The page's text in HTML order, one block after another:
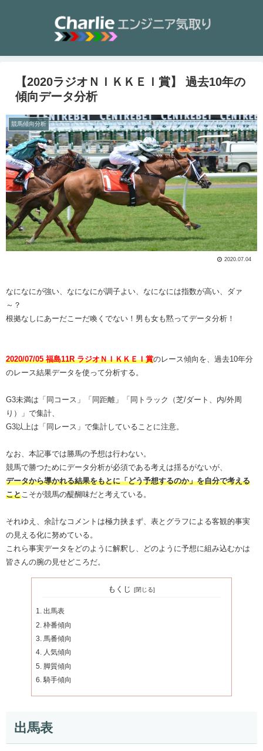
【2020ラジオＮＩＫＫＥＩ賞】 過去10年の
傾向データ分析
競馬傾向分析
2020.07.04
なになにが強い、なになにが調子よい、なになには指数が高い、ダァ
～？
根拠なしにあーだこーだ喚くでない！男も女も黙ってデータ分析！
2020/07/05 福島11R ラジオＮＩＫＫＥＩ賞のレース傾向を、過去10年分
のレース結果データを使って分析する。
G3未満は「同コース」「同距離」「同トラック（芝/ダート、内/外周
り）」で集計、
G3以上は「同レース」で集計していることに注意。
なお、本記事では勝馬の予想は行わない。
競馬で勝つためにデータ分析が必須である考えは揺るがないが、
データから導かれる結果をもとに「どう予想するのか」を自分で考える
ことこそが競馬の醍醐味だと考えている。
それゆえ、余計なコメントは極力挟まず、表とグラフによる客観的事実
の見える化に努めている。
これら事実データをどのように解釈し、どのように予想に組み込むかは
皆さんの腕の見せどころだ。
もくじ
出馬表
枠番傾向
馬番傾向
人気傾向
脚質傾向
騎手傾向
出馬表